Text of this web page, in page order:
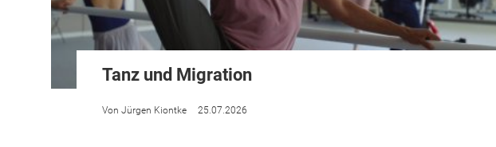
Tanz und Migration
Jürgen Kiontke 25.07.2026